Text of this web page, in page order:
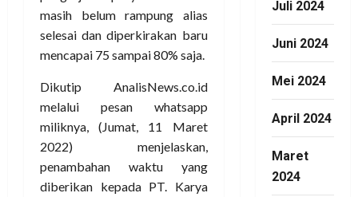
masih belum rampung alias
selesai dan diperkirakan baru
mencapai 75 sampai 80% saja.
Dikutip AnalisNews.co.id
melalui pesan whatsapp
miliknya, (Jumat, 11 Maret
2022) menjelaskan,
penambahan waktu yang
diberikan kepada PT. Karya
Juli 2024
Juni 2024
Mei 2024
April 2024
Maret
2024